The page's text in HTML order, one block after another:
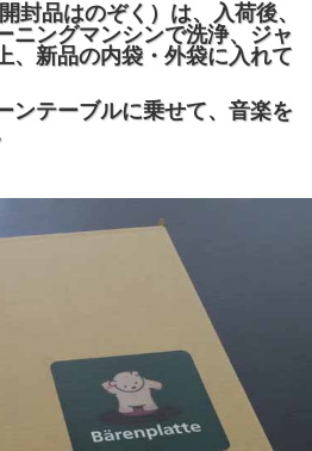
封品はのぞく）は、入荷後、
ニングマンシンで洗浄、ジャ
、新品の内袋・外袋に入れて
ンテーブルに乗せて、音楽を